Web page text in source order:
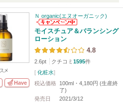
Have
Ｎ organic(エヌオーガニック)
モイスチュア＆バランシング
ローション
4.8
2.6pt クチコミ 1595件
[ 化粧水]
税込価格
100ml・4,180円 (生産終
了)
発売日
2021/3/12